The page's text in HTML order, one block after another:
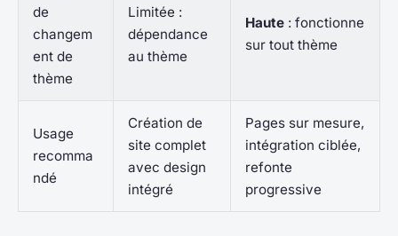
de
changem
ent de
thème
Limitée :
dépendance
au thème
Haute : fonctionne
sur tout thème
Usage
recomma
ndé
Création de
site complet
avec design
intégré
Pages sur mesure,
intégration ciblée,
refonte
progressive